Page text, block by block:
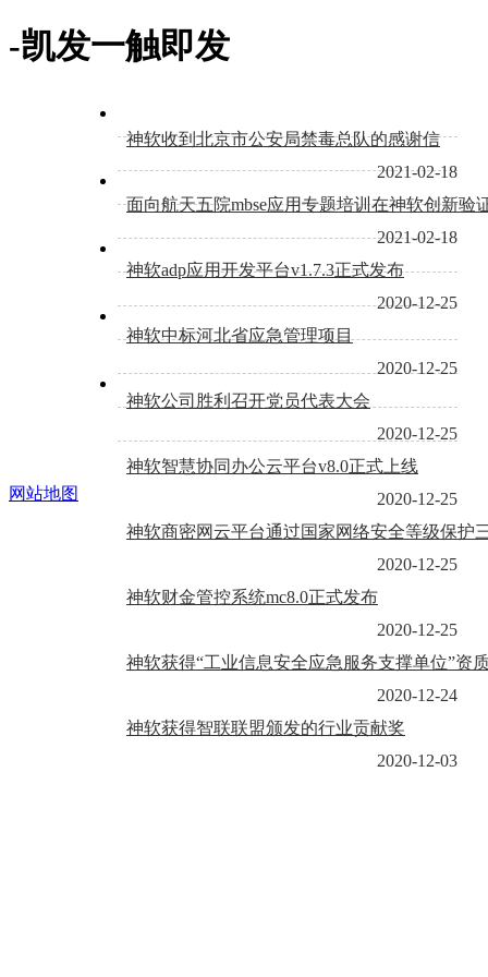
-凯发一触即发
神软收到北京市公安局禁毒总队的感谢信
2021-02-18
面向航天五院mbse应用专题培训在神软创新验
2021-02-18
神软adp应用开发平台v1.7.3正式发布
2020-12-25
神软中标河北省应急管理项目
2020-12-25
神软公司胜利召开党员代表大会
2020-12-25
神软智慧协同办公云平台v8.0正式上线
2020-12-25
神软商密网云平台通过国家网络安全等级保护
2020-12-25
神软财金管控系统mc8.0正式发布
2020-12-25
神软获得“工业信息安全应急服务支撑单位”资
2020-12-24
神软获得智联联盟颁发的行业贡献奖
2020-12-03
网站地图